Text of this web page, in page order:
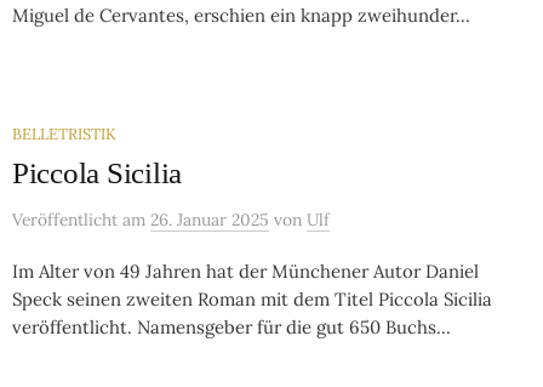
Miguel de Cervantes, erschien ein knapp zweihunder...
BELLETRISTIK
Piccola Sicilia
Veröffentlicht am 26. Januar 2025 von Ulf
Im Alter von 49 Jahren hat der Münchener Autor Daniel
Speck seinen zweiten Roman mit dem Titel Piccola Sicilia
veröffentlicht. Namensgeber für die gut 650 Buchs...